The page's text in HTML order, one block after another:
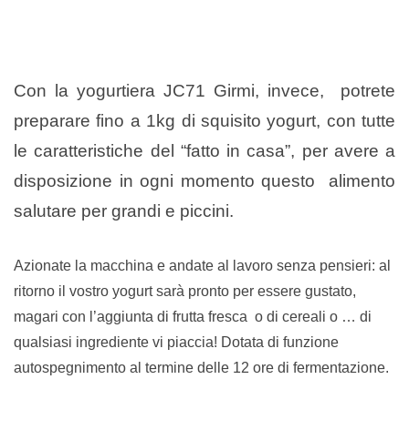
Con la yogurtiera JC71 Girmi, invece, potrete
preparare fino a 1kg di squisito yogurt, con tutte
le caratteristiche del “fatto in casa”, per avere a
disposizione in ogni momento questo alimento
salutare per grandi e piccini.
Azionate la macchina e andate al lavoro senza pensieri: al
ritorno il vostro yogurt sarà pronto per essere gustato,
magari con l’aggiunta di frutta fresca o di cereali o … di
qualsiasi ingrediente vi piaccia! Dotata di funzione
autospegnimento al termine delle 12 ore di fermentazione.